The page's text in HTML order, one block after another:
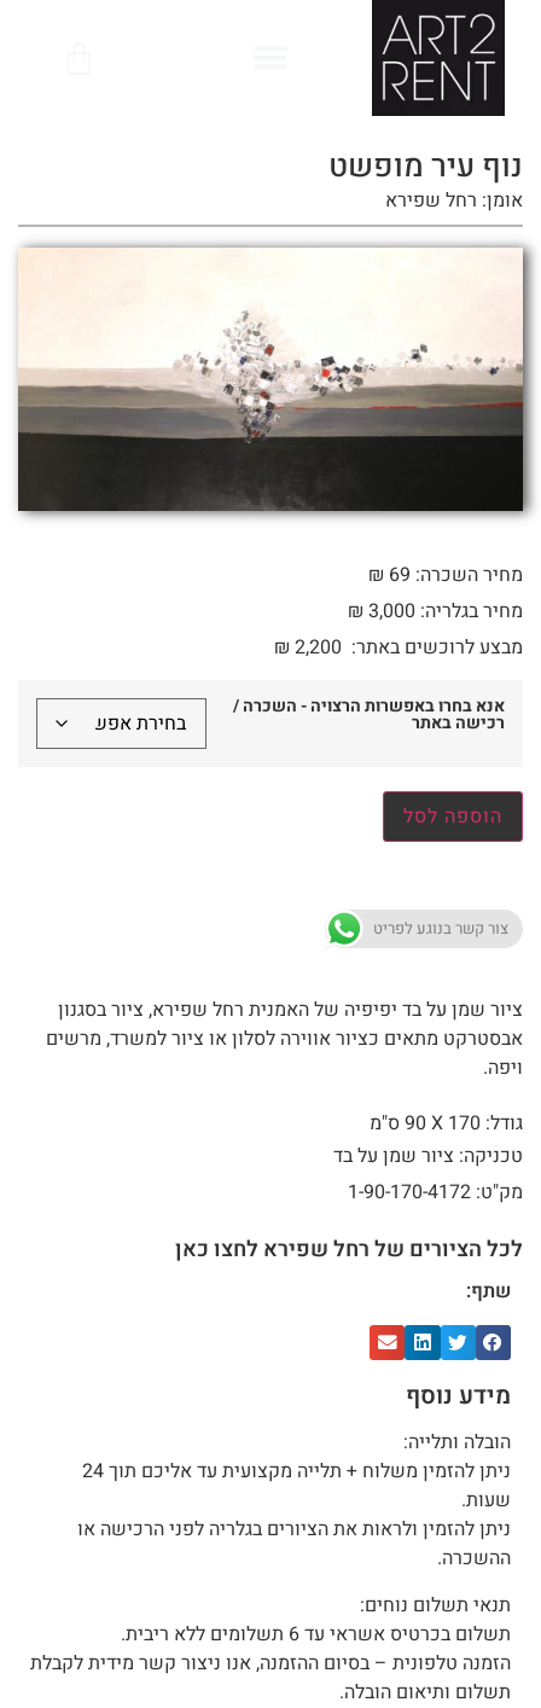
נוף עיר מופשט
אומן: רחל שפירא
מחיר השכרה: 69 ₪
מחיר בגלריה: 3,000 ₪
מבצע לרוכשים באתר:
₪ 2,200
אנא בחרו באפשרות הרצויה - השכרה /
רכישה באתר
הוספה לסל
צור קשר בנוגע לפריט
ציור שמן על בד יפיפיה של האמנית רחל שפירא, ציור בסגנון
אבסטרקט מתאים כציור אווירה לסלון או ציור למשרד, מרשים
ויפה.
גודל: 170 X
90 ס"מ
טכניקה: ציור שמן על בד
מק"ט: 1-90-170-4172
לכל הציורים של רחל שפירא לחצו כאן
שתף:
מידע נוסף
הובלה ותלייה:
ניתן להזמין משלוח + תלייה מקצועית עד אליכם תוך 24
שעות.
ניתן להזמין ולראות את הציורים בגלריה לפני הרכישה או
ההשכרה.
תנאי תשלום נוחים:
תשלום בכרטיס אשראי עד 6 תשלומים ללא ריבית.
הזמנה טלפונית – בסיום ההזמנה, אנו ניצור קשר מידית לקבלת
תשלום ותיאום הובלה.